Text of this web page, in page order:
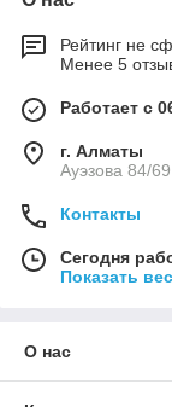
Рейтинг не
Менее 5
Работает с
г. Алматы
Ауэзова 84/
Контакты
Сегодня
Показать
О нас